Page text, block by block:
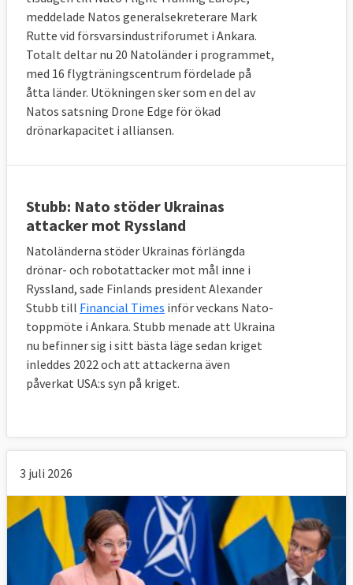
meddelade Natos generalsekreterare Mark
Rutte vid försvarsindustriforumet i Ankara.
Totalt deltar nu 20 Natoländer i programmet,
med 16 flygträningscentrum fördelade på
åtta länder. Utökningen sker som en del av
Natos satsning Drone Edge för ökad
drönarkapacitet i alliansen.
Stubb: Nato stöder Ukrainas
attacker mot Ryssland
Natoländerna stöder Ukrainas förlängda
drönar- och robotattacker mot mål inne i
Ryssland, sade Finlands president Alexander
Stubb till Financial Times inför veckans Nato-
toppmöte i Ankara. Stubb menade att Ukraina
nu befinner sig i sitt bästa läge sedan kriget
inleddes 2022 och att attackerna även
påverkat USA:s syn på kriget.
3 juli 2026